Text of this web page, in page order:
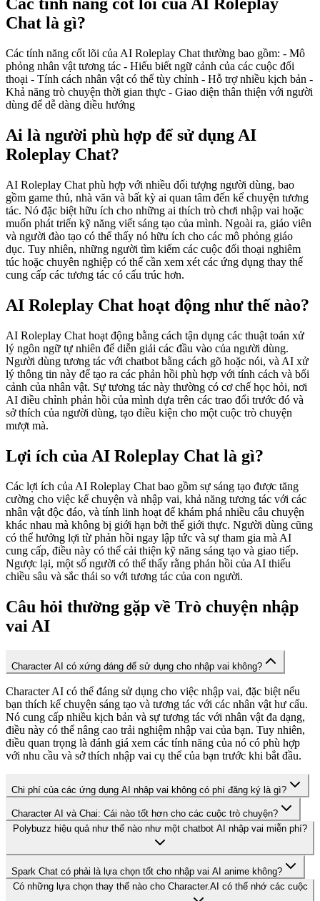
Các tính năng cốt lõi của AI Roleplay
Chat là gì?
Các tính năng cốt lõi của AI Roleplay Chat thường bao gồm: - Mô
phỏng nhân vật tương tác - Hiểu biết ngữ cảnh của các cuộc đối
thoại - Tính cách nhân vật có thể tùy chỉnh - Hỗ trợ nhiều kịch bản -
Khả năng trò chuyện thời gian thực - Giao diện thân thiện với người
dùng để dễ dàng điều hướng
Ai là người phù hợp để sử dụng AI
Roleplay Chat?
AI Roleplay Chat phù hợp với nhiều đối tượng người dùng, bao
gồm game thủ, nhà văn và bất kỳ ai quan tâm đến kể chuyện tương
tác. Nó đặc biệt hữu ích cho những ai thích trò chơi nhập vai hoặc
muốn phát triển kỹ năng viết sáng tạo của mình. Ngoài ra, giáo viên
và người đào tạo có thể thấy nó hữu ích cho các mô phỏng giáo
dục. Tuy nhiên, những người tìm kiếm các cuộc đối thoại nghiêm
túc hoặc chuyên nghiệp có thể cần xem xét các ứng dụng thay thế
cung cấp các tương tác có cấu trúc hơn.
AI Roleplay Chat hoạt động như thế nào?
AI Roleplay Chat hoạt động bằng cách tận dụng các thuật toán xử
lý ngôn ngữ tự nhiên để diễn giải các đầu vào của người dùng.
Người dùng tương tác với chatbot bằng cách gõ hoặc nói, và AI xử
lý thông tin này để tạo ra các phản hồi phù hợp với tính cách và bối
cảnh của nhân vật. Sự tương tác này thường có cơ chế học hỏi, nơi
AI điều chỉnh phản hồi của mình dựa trên các trao đổi trước đó và
sở thích của người dùng, tạo điều kiện cho một cuộc trò chuyện
mượt mà.
Lợi ích của AI Roleplay Chat là gì?
Các lợi ích của AI Roleplay Chat bao gồm sự sáng tạo được tăng
cường cho việc kể chuyện và nhập vai, khả năng tương tác với các
nhân vật độc đáo, và tính linh hoạt để khám phá nhiều câu chuyện
khác nhau mà không bị giới hạn bởi thế giới thực. Người dùng cũng
có thể hưởng lợi từ phản hồi ngay lập tức và sự tham gia mà AI
cung cấp, điều này có thể cải thiện kỹ năng sáng tạo và giao tiếp.
Ngược lại, một số người có thể thấy rằng phản hồi của AI thiếu
chiều sâu và sắc thái so với tương tác của con người.
Câu hỏi thường gặp về Trò chuyện nhập
vai AI
Character AI có xứng đáng để sử dụng cho nhập vai không?
Character AI có thể đáng sử dụng cho việc nhập vai, đặc biệt nếu
bạn thích kể chuyện sáng tạo và tương tác với các nhân vật hư cấu.
Nó cung cấp nhiều kịch bản và sự tương tác với nhân vật đa dạng,
điều này có thể nâng cao trải nghiệm nhập vai của bạn. Tuy nhiên,
điều quan trọng là đánh giá xem các tính năng của nó có phù hợp
với nhu cầu và sở thích nhập vai cụ thể của bạn trước khi bắt đầu.
Chi phí của các ứng dụng AI nhập vai không có phí đăng ký là gì?
Character AI và Chai: Cái nào tốt hơn cho các cuộc trò chuyện?
Polybuzz hiệu quả như thế nào như một chatbot AI nhập vai miễn phí?
Spark Chat có phải là lựa chọn tốt cho nhập vai AI anime không?
Có những lựa chọn thay thế nào cho Character.AI có thể nhớ các cuộc